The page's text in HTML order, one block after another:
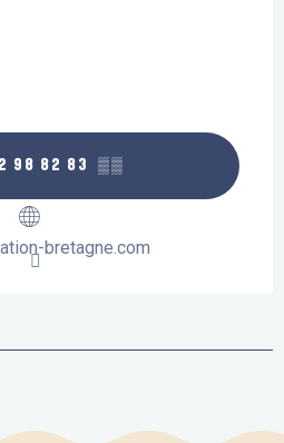
98 82 83 ▒▒
bretagne.com